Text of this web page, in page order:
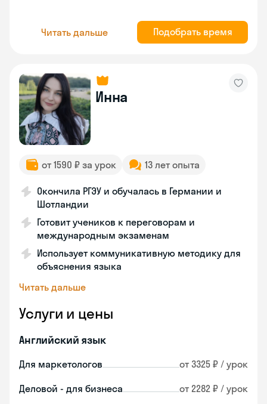
Читать дальше Подобрать время
Инна
от 1590 ₽ за урок 13 лет опыта
Окончила РГЭУ и обучалась в Германии и
Шотландии
Готовит учеников к переговорам и
международным экзаменам
Использует коммуникативную методику для
объяснения языка
Читать дальше
Услуги и цены
Английский язык
Для маркетологов от 3325 ₽ / урок
Деловой - для бизнеса от 2282 ₽ / урок